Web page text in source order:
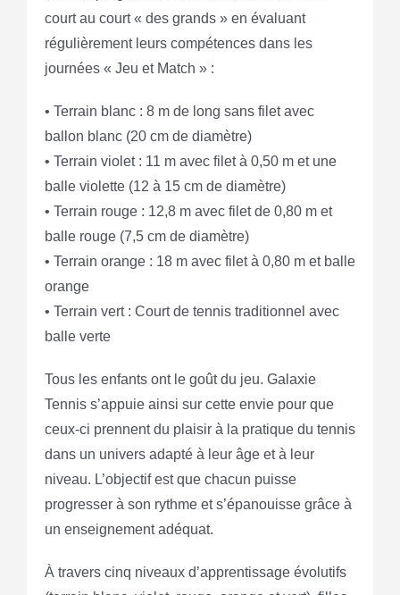
court au court « des grands » en évaluant
régulièrement leurs compétences dans les
journées « Jeu et Match » :
• Terrain blanc : 8 m de long sans filet avec
ballon blanc (20 cm de diamètre)
• Terrain violet : 11 m avec filet à 0,50 m et une
balle violette (12 à 15 cm de diamètre)
• Terrain rouge : 12,8 m avec filet de 0,80 m et
balle rouge (7,5 cm de diamètre)
• Terrain orange : 18 m avec filet à 0,80 m et balle
orange
• Terrain vert : Court de tennis traditionnel avec
balle verte
Tous les enfants ont le goût du jeu. Galaxie
Tennis s’appuie ainsi sur cette envie pour que
ceux-ci prennent du plaisir à la pratique du tennis
dans un univers adapté à leur âge et à leur
niveau. L’objectif est que chacun puisse
progresser à son rythme et s’épanouisse grâce à
un enseignement adéquat.
À travers cinq niveaux d’apprentissage évolutifs